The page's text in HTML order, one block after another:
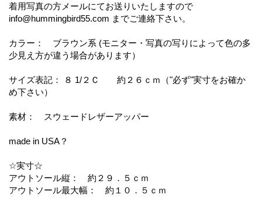
着用写真の方メールにてお送りいたしますので
info@hummingbird55.com までご連絡下さい。
カラー： ブラウン系 (モニター・写真の写りによって色の多
少見え方が違う場合があります）
サイズ表記： ８ 1/２Ｃ 約２６ｃｍ（"必ず"実寸をお確か
め下さい）
素材： スウェードレザーアッパー
made in USA？
☆実寸☆
アウトソール縦： 約２９．５ｃｍ
アウトソール最大幅： 約１０．５ｃｍ